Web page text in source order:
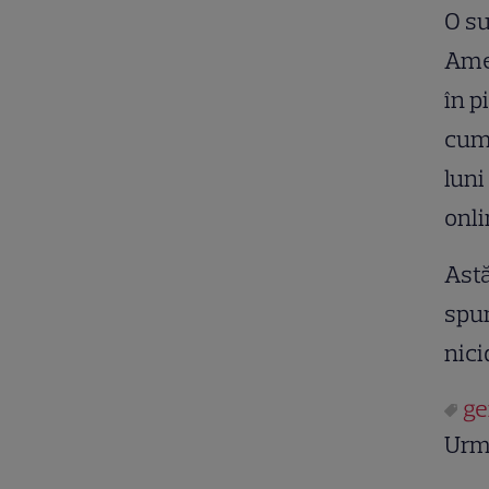
O
în
luni